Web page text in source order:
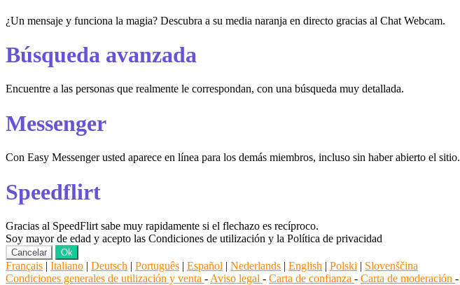
¿Un mensaje y funciona la magia? Descubra a su media naranja en directo gracias al Chat Webcam.
Búsqueda avanzada
Encuentre a las personas que realmente le correspondan, con una búsqueda muy detallada.
Messenger
Con Easy Messenger usted aparece en línea para los demás miembros, incluso sin haber abierto el sitio.
Speedflirt
Gracias al SpeedFlirt sabe muy rapidamente si el flechazo es recíproco.
Soy mayor de edad y acepto las Condiciones de utilización y la Política de privacidad
Cancelar Ok
Français | Italiano | Deutsch | Português | Español | Nederlands | English | Polski | Slovenščina
Condiciones generales de utilización y venta - Aviso legal - Carta de confianza - Carta de moderación -